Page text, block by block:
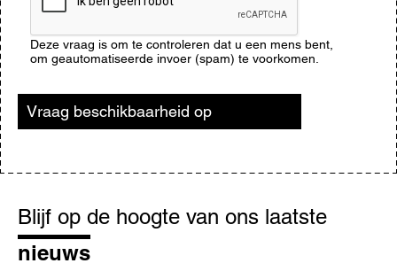
Deze vraag is om te controleren dat u een mens bent,
om geautomatiseerde invoer (spam) te voorkomen.
Vraag beschikbaarheid op
op
de
hoogte
Blijf op de hoogte van ons laatste
nieuws